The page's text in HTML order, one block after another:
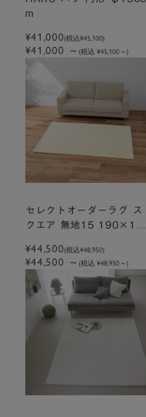
m
¥41,000(税込¥45,100)
¥41,000 ～ (税込 ¥45,100～)
セレクトオーダーラグ ス
クエア 無地15 190×130
¥44,500(税込¥48,950)
¥44,500 ～ (税込 ¥48,950～)